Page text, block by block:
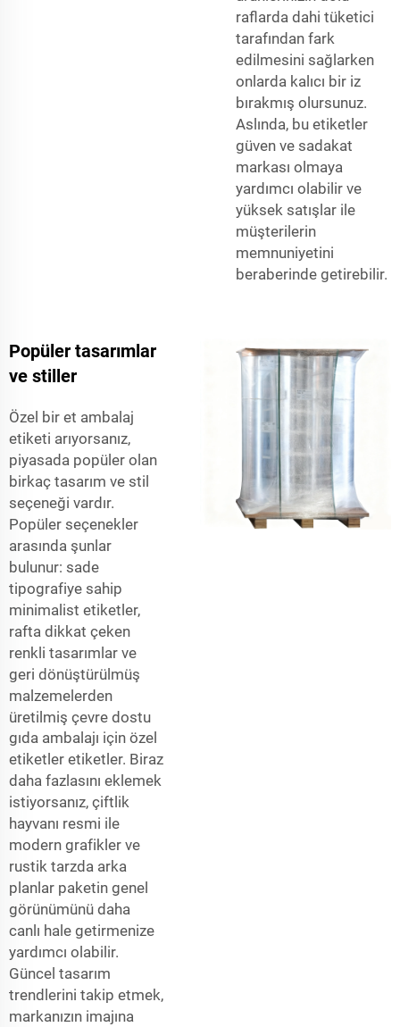
raflarda dahi tüketici
tarafından fark
edilmesini sağlarken
onlarda kalıcı bir iz
bırakmış olursunuz.
Aslında, bu etiketler
güven ve sadakat
markası olmaya
yardımcı olabilir ve
yüksek satışlar ile
müşterilerin
memnuniyetini
beraberinde getirebilir.
Popüler tasarımlar
ve stiller
Özel bir et ambalaj
etiketi arıyorsanız,
piyasada popüler olan
birkaç tasarım ve stil
seçeneği vardır.
Popüler seçenekler
arasında şunlar
bulunur: sade
tipografiye sahip
minimalist etiketler,
rafta dikkat çeken
renkli tasarımlar ve
geri dönüştürülmüş
malzemelerden
üretilmiş çevre dostu
gıda ambalajı için özel
etiketler etiketler. Biraz
daha fazlasını eklemek
istiyorsanız, çiftlik
hayvanı resmi ile
modern grafikler ve
rustik tarzda arka
planlar paketin genel
görünümünü daha
canlı hale getirmenize
yardımcı olabilir.
Güncel tasarım
trendlerini takip etmek,
markanızın imajına